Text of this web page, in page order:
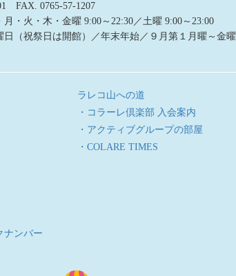
FAX. 0765-57-1207
月・火・木・金曜 9:00～22:30／土曜 9:00～23:00
（祝祭日は開館）／年末年始／９月第１月曜～金曜
ナンバー
ラレコ山への道
・コラーレ倶楽部 入会案内
・アクティブグループの部屋
・COLARE TIMES